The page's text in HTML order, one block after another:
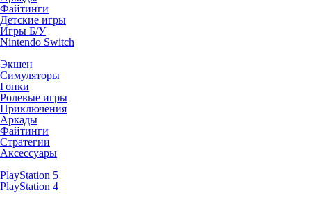
Файтинги
Детские игры
Игры Б/У
Nintendo Switch
Экшен
Симуляторы
Гонки
Ролевые игры
Приключения
Аркады
Файтинги
Стратегии
Аксессуары
PlayStation 5
PlayStation 4